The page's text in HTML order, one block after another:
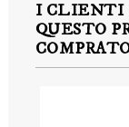
I CLIENTI
QUESTO